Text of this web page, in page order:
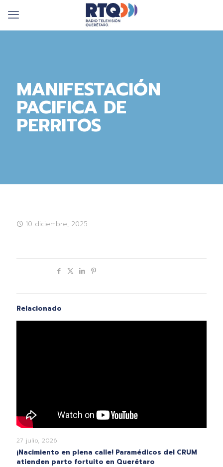
MANIFESTACIÓN
PACIFICA DE
PERRITOS
10 diciembre, 2025
Relacionado
27 julio, 2026
¡Nacimiento en plena calle! Paramédicos del CRUM
atienden parto fortuito en Querétaro